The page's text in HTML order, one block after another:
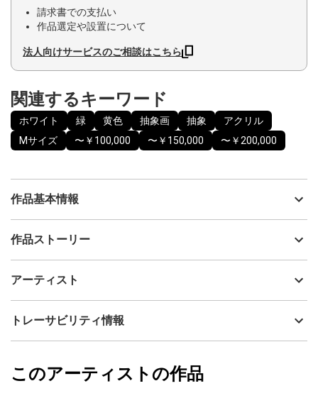
請求書での支払い
作品選定や設置について
法人向けサービスのご相談はこちら
関連するキーワード
ホワイト 緑 黄色 抽象画 抽象
アクリル
Mサイズ
〜￥100,000 〜￥150,000 〜￥200,000
作品基本情報
出品者
制作年
技法
アクリル
カラー
ホワイト
作品ストーリー
ときどき私は、あなたが見ている景色に思いを馳せてそっと目を
閉じます。
想像してみるのです、その世界がどんな色や形をしているのか。
そこからあなたの孤独、希望、空虚、幸福、絶望なんかを。
アーティスト
清水 佳代子
フォローする
トレーサビリティ情報
清水 佳代子
このアーティストの作品